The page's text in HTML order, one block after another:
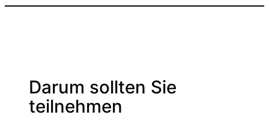
Darum sollten Sie
teilnehmen